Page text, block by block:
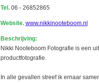
Tel.06 - 26852865
Website. www.nikkinooteboom.nl
Beschrijving:
Nikki Nooteboom Fotografie is een
productfotografie.
In alle gevallen streef ik ernaar